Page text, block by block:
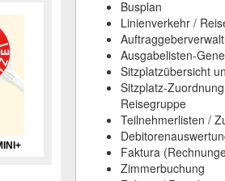
Busplan
Linienverkehr /
Ausgabelisten-
Sitzplatzübersicht
Sitzplatz-
Reisegruppe
Teilnehmerlisten /
Faktura
Zimmerbuchung